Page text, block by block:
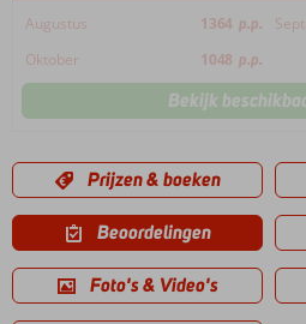
Augustus 1364 p.p.
Oktober
1048 p.p.
Bekijk
Prijzen & boeken
Beoordelingen
Foto's & Video's